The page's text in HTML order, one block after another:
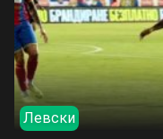
Левски